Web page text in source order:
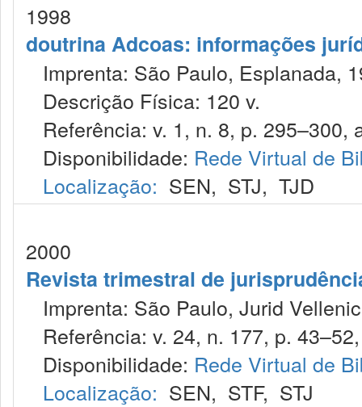
1998
doutrina Adcoas: informações
Imprenta: São Paulo, Esplanada,
Descrição Física: 120 v.
Referência: v. 1, n. 8, p. 295–300,
Disponibilidade: Rede Virtual de
Localização: SEN, STJ, TJD
2000
Revista trimestral de
Imprenta: São Paulo, Jurid
Referência: v. 24, n. 177, p.
Disponibilidade: Rede Virtual de
Localização: SEN, STF, STJ